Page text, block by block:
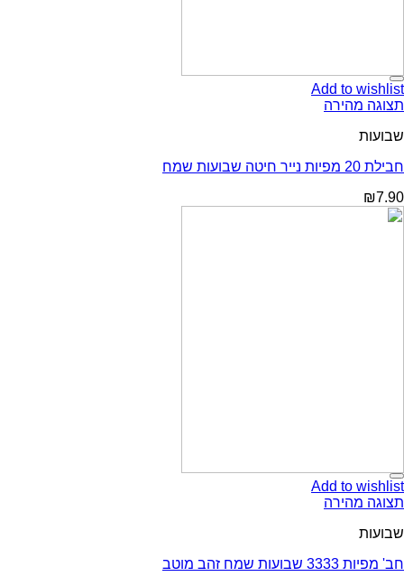
Add to wishlist
תצוגה מהירה
שבועות
חבילת 20 מפיות נייר חיטה שבועות שמח
₪7.90
Add to wishlist
תצוגה מהירה
שבועות
חב' מפיות 3333 שבועות שמח זהב מוטב